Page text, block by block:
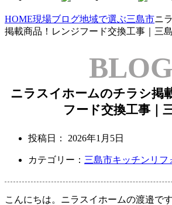
HOME現場ブログ地域で選ぶ三島市ニ
掲載商品！レンジフード交換工事｜三
BLOG
ニラスイホームのチラシ掲
フード交換工事｜
投稿日： 2026年1月5日
カテゴリー： 三島市キッチンリフ
こんにちは。ニラスイホームの渡邉です